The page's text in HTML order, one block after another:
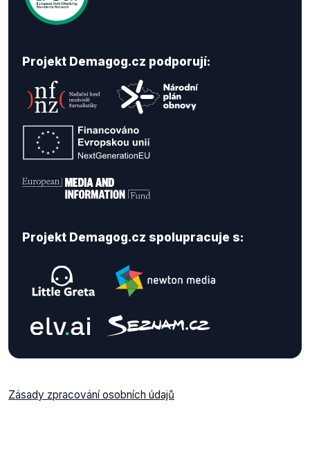
Projekt Demagog.cz podporují:
Projekt Demagog.cz spolupracuje s:
Zásady zpracování osobních údajů